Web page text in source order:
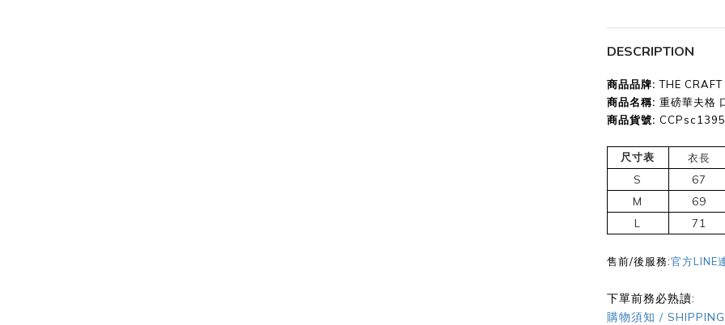
DESCRIPTION
商品品牌:THE
商品名稱: 重磅華夫格
商品貨號: CCPsc1395
尺寸表 衣長
S
67
M
69
L
71
售前/後服務:官方LINE
下單前務必熟讀:
購物須知 /